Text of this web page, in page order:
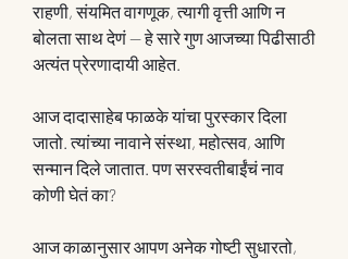
राहणी, संयमित वागणूक, त्यागी वृत्ती आणि न
बोलता साथ देणं — हे सारे गुण आजच्या पिढीसाठी
अत्यंत प्रेरणादायी आहेत.
आज दादासाहेब फाळके यांचा पुरस्कार दिला
जातो. त्यांच्या नावाने संस्था, महोत्सव, आणि
सन्मान दिले जातात. पण सरस्वतीबाईंचं नाव
कोणी घेतं का?
आज काळानुसार आपण अनेक गोष्टी सुधारतो,